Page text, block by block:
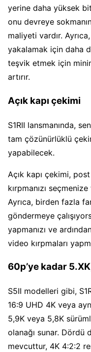
yerine daha yüksek
onu devreye
maliyeti vardır.
yakalamak için daha
teşvik etmek için
artırır.
Açık kapı çekimi
S1RII lansmanında,
tam çözünürlüklü
yapabilecek.
Açık kapı çekimi,
kırpmanızı
Ayrıca, birden fazla
göndermeye
yapmanızı ve
video kırpmaları
60p’ye kadar
S5II modelleri gibi,
16:9 UHD 4K veya
5,9K veya 5,8K
olanağı sunar. Dördü
mevcuttur, 4K 4:2:2